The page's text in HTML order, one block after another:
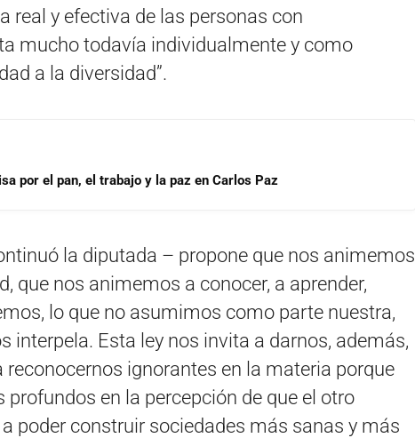
real y efectiva de las personas con
mucho todavía individualmente y como
a la diversidad”.
por el pan, el trabajo y la paz en Carlos Paz
la diputada – propone que nos animemos
que nos animemos a conocer, a aprender,
lo que no asumimos como parte nuestra,
interpela. Esta ley nos invita a darnos, además,
reconocernos ignorantes en la materia porque
en la percepción de que el otro
poder construir sociedades más sanas y más